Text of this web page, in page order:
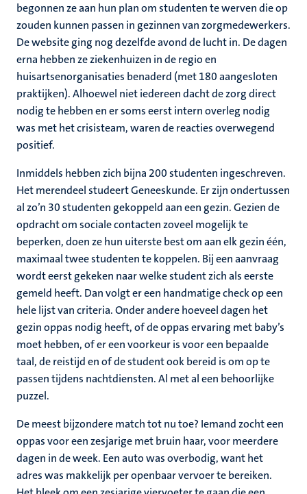
begonnen ze aan hun plan om studenten te werven die op
zouden kunnen passen in gezinnen van zorgmedewerkers.
De website ging nog dezelfde avond de lucht in. De dagen
erna hebben ze ziekenhuizen in de regio en
huisartsenorganisaties benaderd (met 180 aangesloten
praktijken). Alhoewel niet iedereen dacht de zorg direct
nodig te hebben en er soms eerst intern overleg nodig
was met het crisisteam, waren de reacties overwegend
positief.
Inmiddels hebben zich bijna 200 studenten ingeschreven.
Het merendeel studeert Geneeskunde. Er zijn ondertussen
al zo’n 30 studenten gekoppeld aan een gezin. Gezien de
opdracht om sociale contacten zoveel mogelijk te
beperken, doen ze hun uiterste best om aan elk gezin één,
maximaal twee studenten te koppelen. Bij een aanvraag
wordt eerst gekeken naar welke student zich als eerste
gemeld heeft. Dan volgt er een handmatige check op een
hele lijst van criteria. Onder andere hoeveel dagen het
gezin oppas nodig heeft, of de oppas ervaring met baby’s
moet hebben, of er een voorkeur is voor een bepaalde
taal, de reistijd en of de student ook bereid is om op te
passen tijdens nachtdiensten. Al met al een behoorlijke
puzzel.
De meest bijzondere match tot nu toe? Iemand zocht een
oppas voor een zesjarige met bruin haar, voor meerdere
dagen in de week. Een auto was overbodig, want het
adres was makkelijk per openbaar vervoer te bereiken.